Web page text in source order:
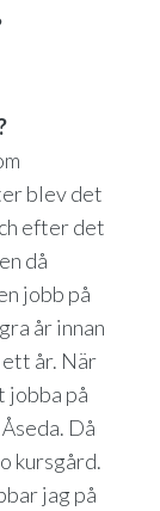
blev det
efter det
då
jobb på
år innan
år. När
jobba på
Då
kursgård.
jag på